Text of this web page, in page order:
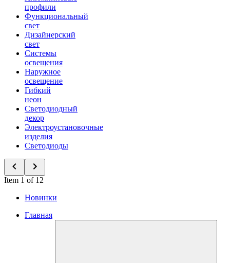
профили
Функциональный
свет
Дизайнерский
свет
Системы
освещения
Наружное
освещение
Гибкий
неон
Светодиодный
декор
Электроустановочные
изделия
Светодиоды
Item 1 of 12
Новинки
Главная